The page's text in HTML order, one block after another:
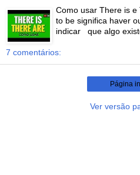
Como usar There is
to be significa haver
indicar que algo
7 comentários:
Página
Ver versão